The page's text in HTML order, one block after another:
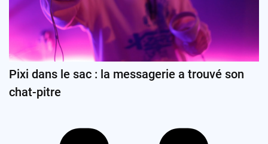
Pixi dans le sac : la messagerie a trouvé son
chat-pitre